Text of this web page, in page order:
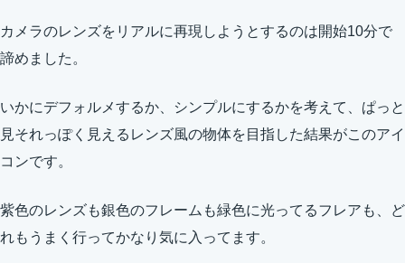
カメラのレンズをリアルに再現しようとするのは開始10分で
諦めました。
いかにデフォルメするか、シンプルにするかを考えて、ぱっと
見それっぽく見えるレンズ風の物体を目指した結果がこのアイ
コンです。
紫色のレンズも銀色のフレームも緑色に光ってるフレアも、ど
れもうまく行ってかなり気に入ってます。